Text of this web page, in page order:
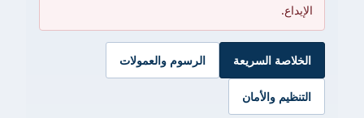
الإيداع.
الخلاصة السريعة الرسوم والعمولات
التنظيم والأمان